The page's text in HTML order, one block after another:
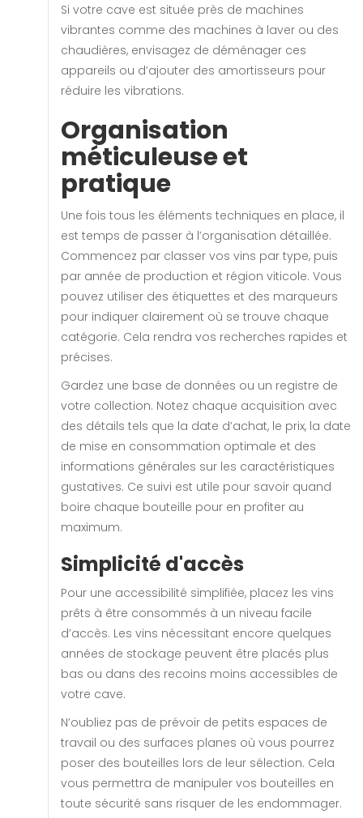
Si votre cave est située près de machines
vibrantes comme des machines à laver ou des
chaudières, envisagez de déménager ces
appareils ou d’ajouter des amortisseurs pour
réduire les vibrations.
Organisation
méticuleuse et
pratique
Une fois tous les éléments techniques en place, il
est temps de passer à l’organisation détaillée.
Commencez par classer vos vins par type, puis
par année de production et région viticole. Vous
pouvez utiliser des étiquettes et des marqueurs
pour indiquer clairement où se trouve chaque
catégorie. Cela rendra vos recherches rapides et
précises.
Gardez une base de données ou un registre de
votre collection. Notez chaque acquisition avec
des détails tels que la date d’achat, le prix, la date
de mise en consommation optimale et des
informations générales sur les caractéristiques
gustatives. Ce suivi est utile pour savoir quand
boire chaque bouteille pour en profiter au
maximum.
Simplicité d'accès
Pour une accessibilité simplifiée, placez les vins
prêts à être consommés à un niveau facile
d’accès. Les vins nécessitant encore quelques
années de stockage peuvent être placés plus
bas ou dans des recoins moins accessibles de
votre cave.
N’oubliez pas de prévoir de petits espaces de
travail ou des surfaces planes où vous pourrez
poser des bouteilles lors de leur sélection. Cela
vous permettra de manipuler vos bouteilles en
toute sécurité sans risquer de les endommager.